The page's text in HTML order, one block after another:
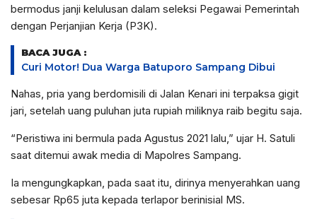
bermodus janji kelulusan dalam seleksi Pegawai Pemerintah
dengan Perjanjian Kerja (P3K).
BACA JUGA :
Curi Motor! Dua Warga Batuporo Sampang Dibui
Nahas, pria yang berdomisili di Jalan Kenari ini terpaksa gigit
jari, setelah uang puluhan juta rupiah miliknya raib begitu saja.
“Peristiwa ini bermula pada Agustus 2021 lalu,” ujar H. Satuli
saat ditemui awak media di Mapolres Sampang.
Ia mengungkapkan, pada saat itu, dirinya menyerahkan uang
sebesar Rp65 juta kepada terlapor berinisial MS.